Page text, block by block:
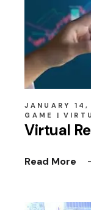
JANUARY
GAME
Virtual
Read More